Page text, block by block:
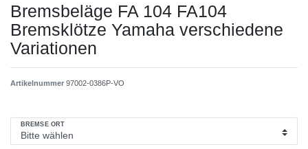
Bremsbeläge FA 104 FA104
Bremsklötze Yamaha verschiedene
Variationen
Artikelnummer 97002-0386P-VO
BREMSE ORT